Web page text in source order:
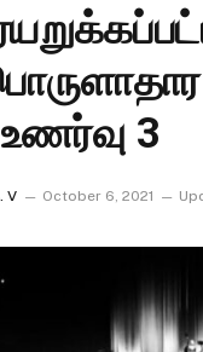
3
V October 6, 2021